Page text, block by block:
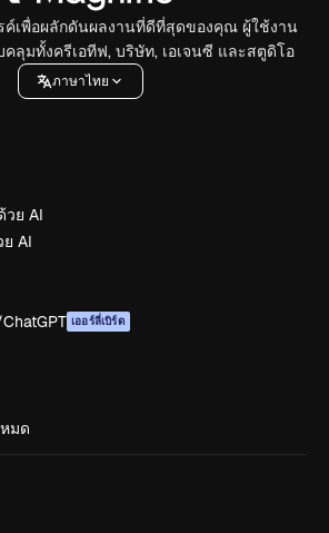
ค์เพื่อผลักดันผลงานที่ดีที่สุดของคุณ ผู้ใช้งาน
คลุมทั้งครีเอทีฟ, บริษัท, เอเจนซี และสตูดิโอ
ภาษาไทย
วย AI
AI
เออร์ลี่เบิร์ด
มด